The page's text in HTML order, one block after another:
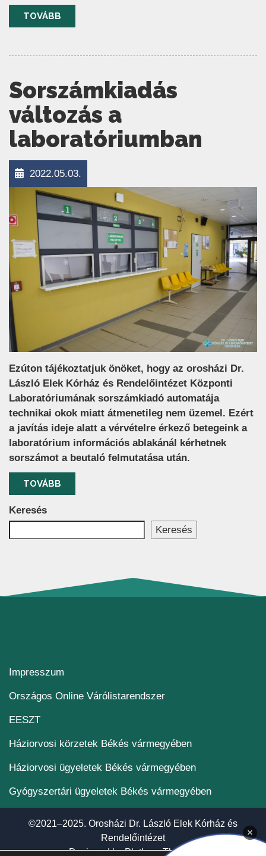
TOVÁBB
Sorszámkiadás
változás a
laboratóriumban
2022.05.03.
Ezúton tájékoztatjuk önöket, hogy az orosházi Dr.
László Elek Kórház és Rendelőintézet Központi
Laboratóriumának sorszámkiadó automatája
technikai okok miatt átmenetileg nem üzemel. Ezért
a javítás ideje alatt a vérvételre érkező betegeink a
laboratórium információs ablakánál kérhetnek
sorszámot a beutaló felmutatása után.
TOVÁBB
Keresés
Keresés
Impresszum
Országos Online Várólistarendszer(új ablakban nyílik
EESZT(új ablakban nyílik meg)
Háziorvosi körzetek Békés vármegyében
Háziorvosi ügyeletek Békés vármegyében
Gyógyszertári ügyeletek Békés vármegyében
©2021–2025. Orosházi Dr. László Elek Kórház és
Rendelőintézet
Designed byPlethora Themes
×